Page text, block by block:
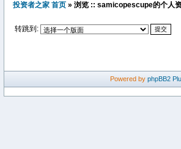
投资者之家 首页 » 浏览 :: samicopescupe的个人
转跳到:
Powered by phpBB2